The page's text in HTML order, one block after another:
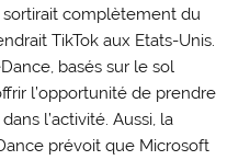
complètement du
TikTok aux Etats-Unis.
basés sur le sol
l’opportunité de prendre
l’activité. Aussi, la
prévoit que Microsoft